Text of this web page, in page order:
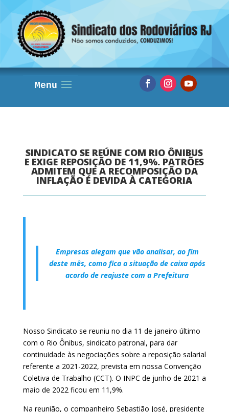
SINDICATO SE REÚNE COM RIO ÔNIBUS
E EXIGE REPOSIÇÃO DE 11,9%. PATRÕES
ADMITEM QUE A RECOMPOSIÇÃO DA
INFLAÇÃO É DEVIDA À CATEGORIA
Empresas alegam que vão analisar, ao fim
deste mês, como fica a situação de caixa após
acordo de reajuste com a Prefeitura
Nosso Sindicato se reuniu no dia 11 de janeiro último
com o Rio Ônibus, sindicato patronal, para dar
continuidade às negociações sobre a reposição salarial
referente a 2021-2022, prevista em nossa Convenção
Coletiva de Trabalho (CCT). O INPC de junho de 2021 a
maio de 2022 ficou em 11,9%.
Na reunião, o companheiro Sebastião José, presidente